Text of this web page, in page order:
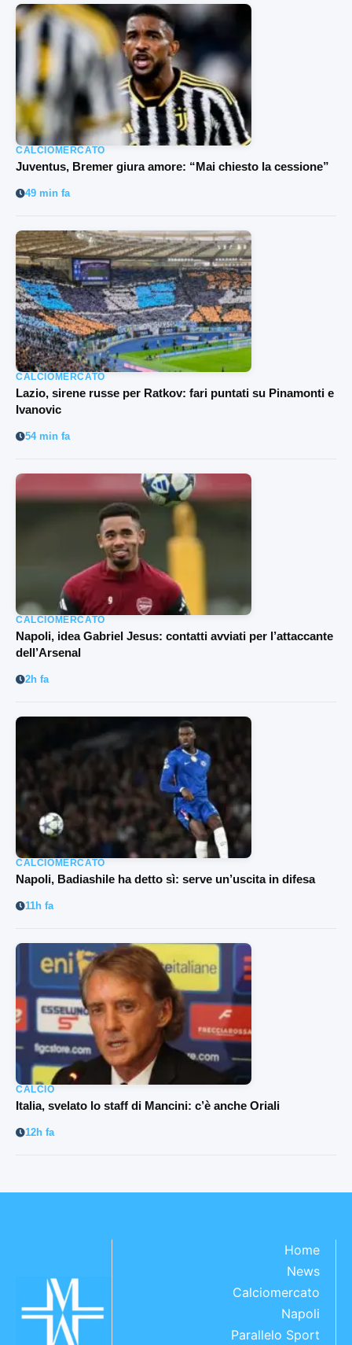
CALCIOMERCATO
Juventus, Bremer giura amore: “Mai chiesto la cessione”
49 min fa
CALCIOMERCATO
Lazio, sirene russe per Ratkov: fari puntati su Pinamonti e
Ivanovic
54 min fa
CALCIOMERCATO
Napoli, idea Gabriel Jesus: contatti avviati per l’attaccante
dell’Arsenal
2h fa
CALCIOMERCATO
Napoli, Badiashile ha detto sì: serve un’uscita in difesa
11h fa
CALCIO
Italia, svelato lo staff di Mancini: c’è anche Oriali
12h fa
Home
News
Calciomercato
Napoli
Parallelo Sport